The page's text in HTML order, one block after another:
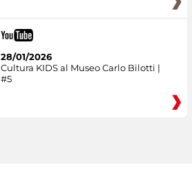
28/01/2026
Cultura KIDS al Museo Carlo Bilotti |
#5